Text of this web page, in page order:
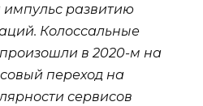
развитию
Колоссальные
в 2020-м на
переход на
сервисов